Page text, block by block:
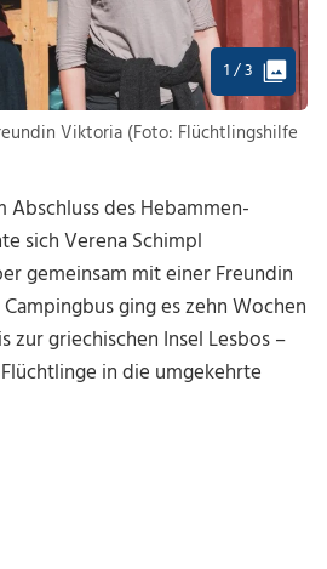
1 / 3
Viktoria (Foto: Flüchtlingshilfe
Abschluss des Hebammen-
sich Verena Schimpl
gemeinsam mit einer Freundin
ging es zehn Wochen
zur griechischen Insel Lesbos –
in die umgekehrte